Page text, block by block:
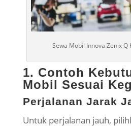
Sewa Mobil Innova Zenix
1. Contoh
Mobil Sesuai
Perjalanan Jarak
Untuk perjalanan jauh,